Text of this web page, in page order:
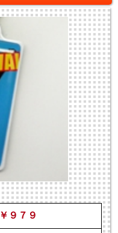
￥９７９